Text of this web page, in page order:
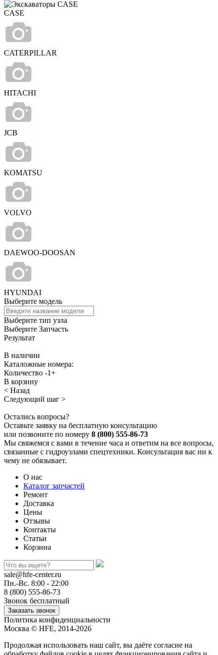
CASE
CATERPILLAR
HITACHI
JCB
KOMATSU
VOLVO
DAEWOO-DOOSAN
HYUNDAI
Выберите модель
Выберите тип узла
Выберите Запчасть
Результат
В наличии
Каталожные номера:
Количество -1+
В корзину
< Назад
Следующий шаг >
Остались вопросы?
Оставьте заявку на бесплатную консультацию
или позвоните по номеру 8 (800) 555-86-73
Мы свяжемся с вами в течение часа и ответим на все вопросы,
связанные с гидроузлами спецтехники. Консультация вас ни к
чему не обязывает.
О нас
Каталог запчастей
Ремонт
Доставка
Цены
Отзывы
Контакты
Статьи
Корзина
sale@hfe-center.ru
Пн.-Вс. 8:00 - 22:00
8 (800) 555-86-73
Звонок бесплатный
Политика конфиденциальности
Москва © HFE, 2014-2026
Продолжая использовать наш сайт, вы даёте согласие на